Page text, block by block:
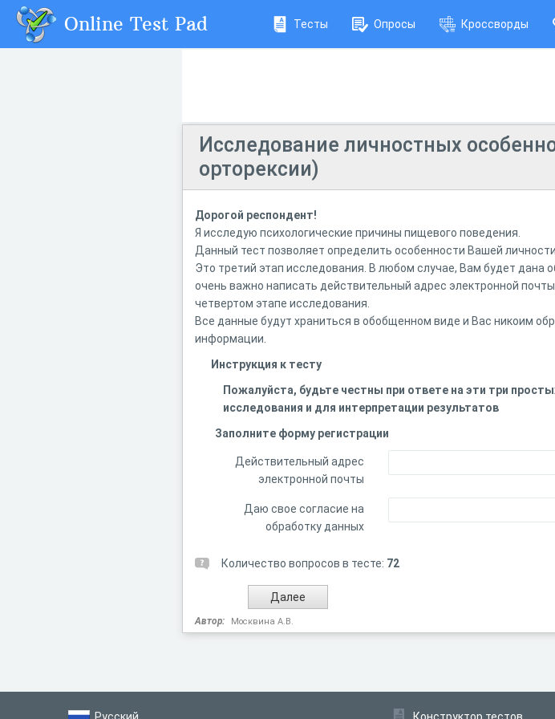
Online Test Pad Тесты Опросы Кроссворды
Исследование личностных
орторексии)
Дорогой респондент!
Я исследую психологические причины пищевого поведения.
Данный тест позволяет определить особенности Вашей
Это третий этап исследования. В любом случае, Вам будет дана
очень важно написать действительный адрес электронной
четвертом этапе исследования.
Все данные будут храниться в обобщенном виде и Вас никоим
информации.
Инструкция к тесту
Пожалуйста, будьте честны при ответе на эти три
исследования и для интерпретации результатов
Заполните форму регистрации
Действительный адрес
электронной почты
Даю свое согласие на
обработку данных
Количество вопросов в тесте: 72
Автор: Москвина А.В.